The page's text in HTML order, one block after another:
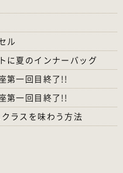
ル
に夏のインナーバッグ
第一回目終了!!
第一回目終了!!
ラスを味わう方法